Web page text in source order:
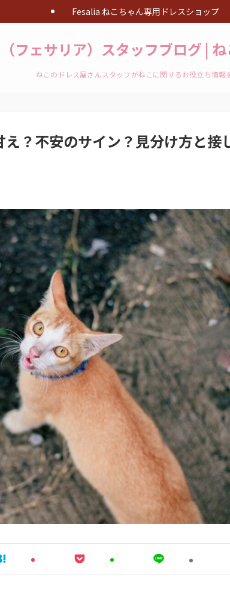
フェサリア）スタッフブログ |
ねこのドレス屋さんスタッフがねこに関するお役立ち情報
Fesalia ねこちゃん専用ドレスショップ
？不安のサイン？見分け方と接